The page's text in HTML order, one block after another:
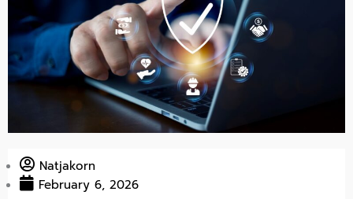
Natjakorn
February 6, 2026